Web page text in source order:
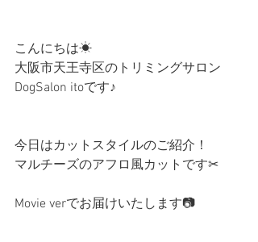
こんにちは☀︎
大阪市天王寺区のトリミングサロン
DogSalon itoです♪
今日はカットスタイルのご紹介！
マルチーズのアフロ風カットです✂︎
Movie verでお届けいたします📷